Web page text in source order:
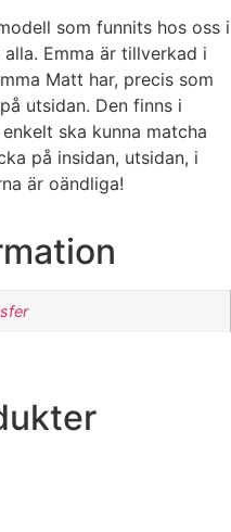
som funnits hos oss i
Emma är tillverkad i
Matt har, precis som
utsidan. Den finns i
ska kunna matcha
på insidan, utsidan, i
är oändliga!